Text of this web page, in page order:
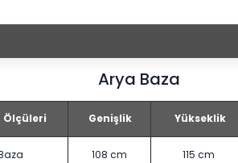
Arya Baza
Ölçüleri Genişlik Yükseklik
108 cm 115 cm